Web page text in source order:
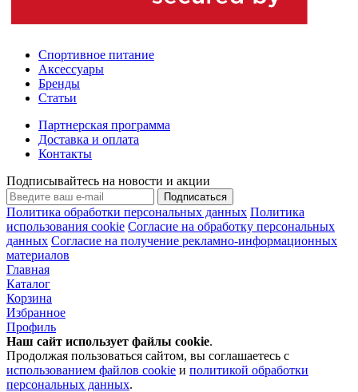
Спортивное питание
Аксессуары
Бренды
Статьи
Партнерская программа
Доставка и оплата
Контакты
Подписывайтесь на новости и акции
Подписаться
Политика обработки персональных данных Политика
использования cookie Согласие на обработку персональных
данных Согласие на получение рекламно-информационных
материалов
Главная
Каталог
Корзина
Избранное
Профиль
Наш сайт использует файлы cookie.
Продолжая пользоваться сайтом, вы соглашаетесь с
использованием файлов cookie и политикой обработки
персональных данных.